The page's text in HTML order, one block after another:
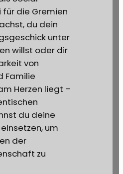
die Gremien
du dein
unter
willst oder dir
von
Familie
Herzen liegt –
du deine
um
der
zu